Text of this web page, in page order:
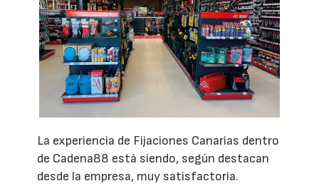
La experiencia de Fijaciones Canarias dentro
de Cadena88 está siendo, según destacan
desde la empresa, muy satisfactoria.